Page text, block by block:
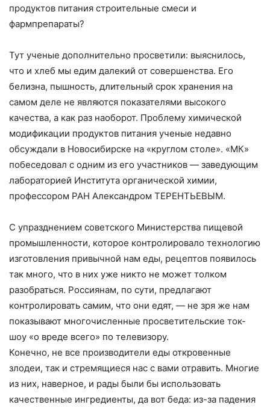
продуктов питания строительные смеси и
фармпрепараты?
Тут ученые дополнительно просветили: выяснилось,
что и хлеб мы едим далекий от совершенства. Его
белизна, пышность, длительный срок хранения на
самом деле не являются показателями высокого
качества, а как раз наоборот. Проблему химической
модификации продуктов питания ученые недавно
обсуждали в Новосибирске на «круглом столе». «МК»
побеседовал с одним из его участников — заведующим
лабораторией Института органической химии,
профессором РАН Александром ТЕРЕНТЬЕВЫМ.
С упразднением советского Министерства пищевой
промышленности, которое контролировало технологию
изготовления привычной нам еды, рецептов появилось
так много, что в них уже никто не может толком
разобраться. Россиянам, по сути, предлагают
контролировать самим, что они едят, — не зря же нам
показывают многочисленные просветительские ток-
шоу «о вреде всего» по телевизору.
Конечно, не все производители еды откровенные
злодеи, так и стремящиеся нас с вами отравить. Многие
из них, наверное, и рады были бы использовать
качественные ингредиенты, да вот беда: из-за падения